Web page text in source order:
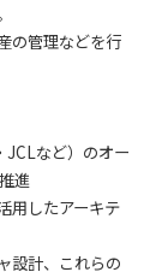
の管理などを行
JCLなど）のオー
進
用したアーキテ
設計、これらの